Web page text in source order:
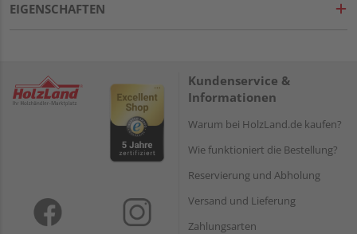
EIGENSCHAFTEN
Kundenservice &
Informationen
Warum bei HolzLand.de kaufen?
Wie funktioniert die Bestellung?
Reservierung und Abholung
Versand und Lieferung
Zahlungsarten